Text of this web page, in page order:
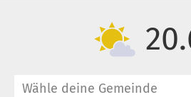
Wähle deine Gemeinde